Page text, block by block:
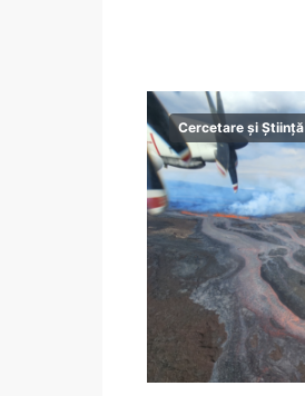
Cercetare și Știință